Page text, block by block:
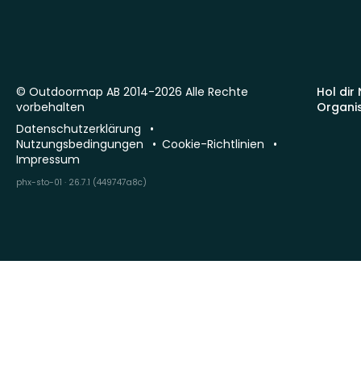
Hol dir
© Outdoormap AB 2014-2026 Alle Rechte
vorbehalten
Datenschutzerklärung
Nutzungsbedingungen
Cookie-Richtlinien
Impressum
phx-sto-01 · 26.7.1 (449747a8c)